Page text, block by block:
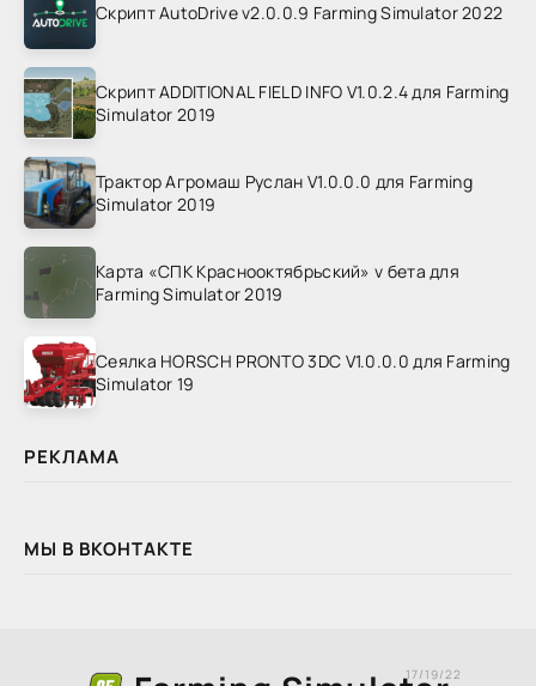
Скрипт AutoDrive v2.0.0.9 Farming Simulator 2022
Скрипт ADDITIONAL FIELD INFO V1.0.2.4 для Farming
Simulator 2019
Трактор Агромаш Руслан V1.0.0.0 для Farming
Simulator 2019
Карта «СПК Краснооктябрьский» v бета для
Farming Simulator 2019
Сеялка HORSCH PRONTO 3DC V1.0.0.0 для Farming
Simulator 19
РЕКЛАМА
МЫ В ВКОНТАКТЕ
17/19/22